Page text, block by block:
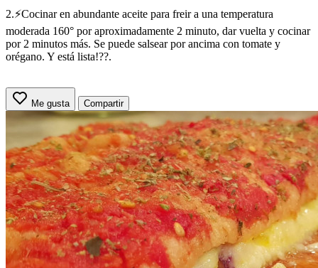
2.⚡Cocinar en abundante aceite para freir a una temperatura
moderada 160° por aproximadamente 2 minuto, dar vuelta y cocinar
por 2 minutos más. Se puede salsear por ancima con tomate y
orégano. Y está lista!??.
Me gusta Compartir